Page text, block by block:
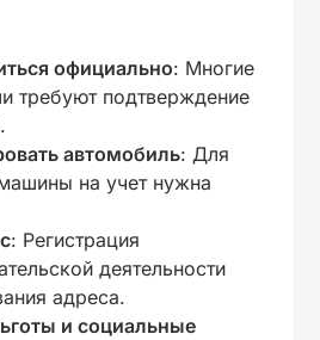
официально: Многие
требуют подтверждение
автомобиль: Для
на учет нужна
: Регистрация
деятельности
адреса.
и социальные